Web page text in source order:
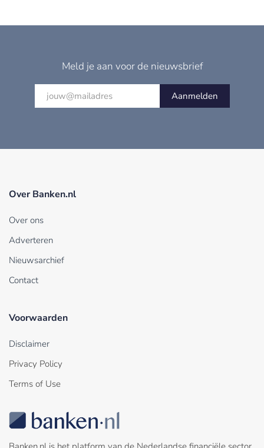
Meld je aan voor de nieuwsbrief
Aanmelden
Over Banken.nl
Over ons
Adverteren
Nieuwsarchief
Contact
Voorwaarden
Disclaimer
Privacy Policy
Terms of Use